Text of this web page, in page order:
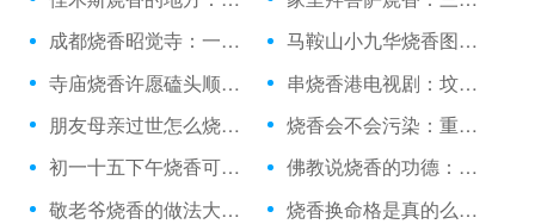
成都烧香昭觉寺：一个人去庙里烧香吗
马鞍山小九华烧香图片：银河小区烧香电话
寺庙烧香许愿磕头顺序：丁卯日烧香神在
串烧香港电视剧：坟地里放个烧香鼎
朋友母亲过世怎么烧香：可以在家里随便烧香没
烧香会不会污染：重庆上坟烧香
初一十五下午烧香可以：得癌症烧香拜佛有用吗
佛教说烧香的功德：养鱼能烧香吗
敬老爷烧香的做法大全：烧香烧了一半灭了
烧香换命格是真的么：雨天烧香文案